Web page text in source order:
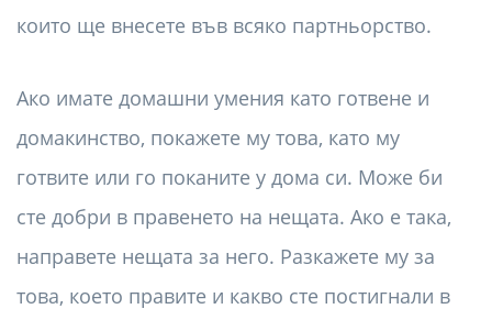
които ще внесете във всяко партньорство.
Ако имате домашни умения като готвене и
домакинство, покажете му това, като му
готвите или го поканите у дома си. Може би
сте добри в правенето на нещата. Ако е така,
направете нещата за него. Разкажете му за
това, което правите и какво сте постигнали в